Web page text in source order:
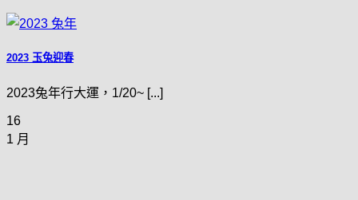
2023 玉兔迎春
2023兔年行大運，1/20~ [...]
16
1 月